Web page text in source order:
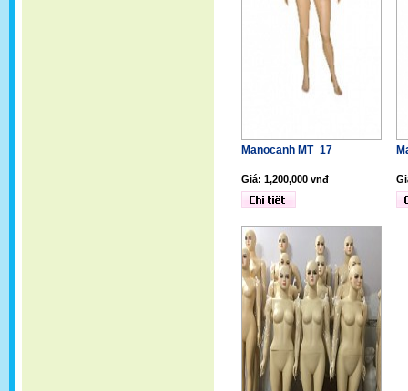
Manocanh MT_17
Giá: 1,200,000 vnđ